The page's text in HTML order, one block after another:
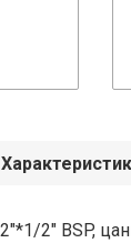
2" BSP,